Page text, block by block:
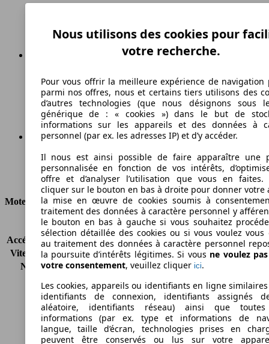
Émissions de CO2 (combinées)*
Ø 5.0 l/100km
Consommation
Moteur et Puissance
KW (CH)
114 kW (155 PS)
Accélération (0-100 km/h)
8.3s
Vitesse maximale (km/h) 180 km/h
Nombre de vitesses
1
Cylindrée
2494 ccm
Carburant
Autres
Cylindres
4
Transmission
Boîte automatique
Nous utilisons des cookies pour
votre recherche.
Pour vous offrir la meilleure expérience de navigation
parmi nos offres, nous et certains tiers utilisons des
d’autres technologies (que nous désignons sous
générique de : « cookies ») dans le but de
informations sur les appareils et des données à
personnel (par ex. les adresses IP) et d’y accéder.
Il nous est ainsi possible de faire apparaître une
personnalisée en fonction de vos intérêts,
offre et d’analyser l’utilisation que vous en faites.
cliquer sur le bouton en bas à droite pour donner votre
la mise en œuvre de cookies soumis à
traitement des données à caractère personnel y
le bouton en bas à gauche si vous souhaitez
sélection détaillée des cookies ou si vous voulez vous
au traitement des données à caractère personnel
la poursuite d’intérêts légitimes. Si vous ne voulez
votre consentement, veuillez cliquer ici.
Les cookies, appareils ou identifiants en ligne
identifiants de connexion, identifiants assignés
aléatoire, identifiants réseau) ainsi que
informations (par ex. type et informations de
langue, taille d’écran, technologies prises en
peuvent être conservés ou lus sur votre